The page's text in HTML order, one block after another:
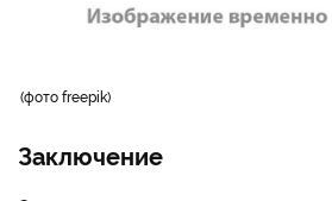
фото freepik
Заключение